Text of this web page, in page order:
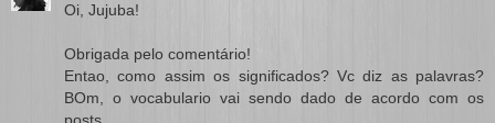
Oi, Jujuba!
Obrigada pelo comentário!
Entao, como assim os significados? Vc diz as palavras?
BOm, o vocabulario vai sendo dado de acordo com os